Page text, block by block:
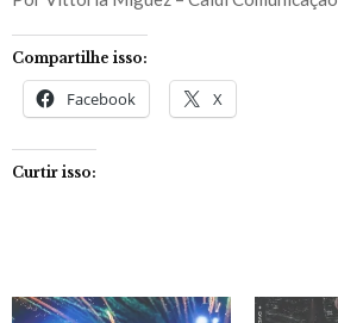
Compartilhe isso:
Facebook X
Curtir isso: